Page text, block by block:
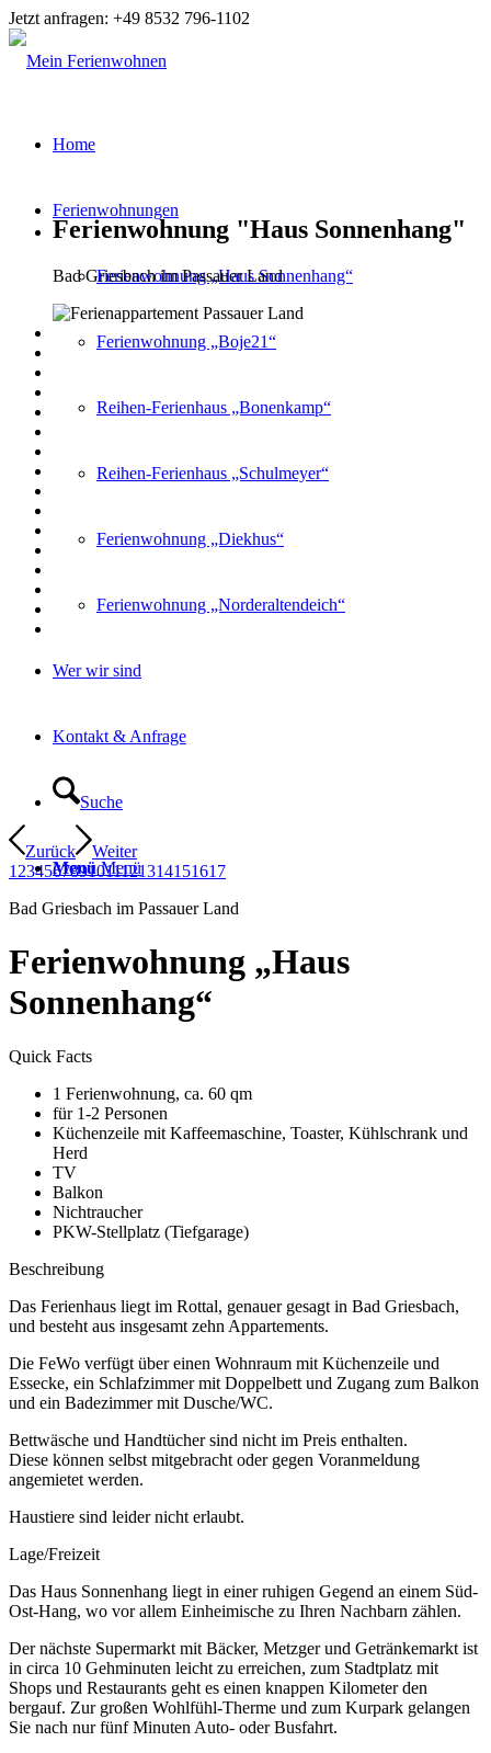
Jetzt anfragen: +49 8532 796-1102
Home
Ferienwohnungen
Ferienwohnung „Haus Sonnenhang“
Ferienwohnung „Boje21“
Reihen-Ferienhaus „Bonenkamp“
Reihen-Ferienhaus „Schulmeyer“
Ferienwohnung „Diekhus“
Ferienwohnung „Norderaltendeich“
Wer wir sind
Kontakt & Anfrage
Suche
Menü Menü
Ferienwohnung "Haus Sonnenhang"
Bad Griesbach im Passauer Land
Zurück
Weiter
1 234567891011121314151617
Bad Griesbach im Passauer Land
Ferienwohnung „Haus
Sonnenhang“
Quick Facts
1 Ferienwohnung, ca. 60 qm
für 1-2 Personen
Küchenzeile mit Kaffeemaschine, Toaster, Kühlschrank und
Herd
TV
Balkon
Nichtraucher
PKW-Stellplatz (Tiefgarage)
Beschreibung
Das Ferienhaus liegt im Rottal, genauer gesagt in Bad Griesbach,
und besteht aus insgesamt zehn Appartements.
Die FeWo verfügt über einen Wohnraum mit Küchenzeile und
Essecke, ein Schlafzimmer mit Doppelbett und Zugang zum Balkon
und ein Badezimmer mit Dusche/WC.
Bettwäsche und Handtücher sind nicht im Preis enthalten.
Diese können selbst mitgebracht oder gegen Voranmeldung
angemietet werden.
Haustiere sind leider nicht erlaubt.
Lage/Freizeit
Das Haus Sonnenhang liegt in einer ruhigen Gegend an einem Süd-
Ost-Hang, wo vor allem Einheimische zu Ihren Nachbarn zählen.
Der nächste Supermarkt mit Bäcker, Metzger und Getränkemarkt ist
in circa 10 Gehminuten leicht zu erreichen, zum Stadtplatz mit
Shops und Restaurants geht es einen knappen Kilometer den
bergauf. Zur großen Wohlfühl-Therme und zum Kurpark gelangen
Sie nach nur fünf Minuten Auto- oder Busfahrt.